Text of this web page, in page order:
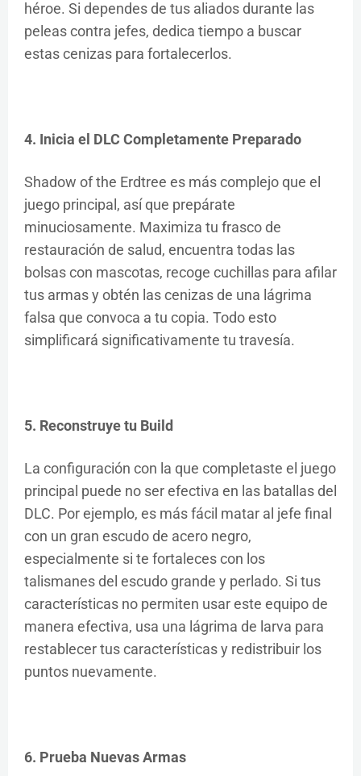
héroe. Si dependes de tus aliados durante las
peleas contra jefes, dedica tiempo a buscar
estas cenizas para fortalecerlos.
4. Inicia el DLC Completamente Preparado
Shadow of the Erdtree es más complejo que el
juego principal, así que prepárate
minuciosamente. Maximiza tu frasco de
restauración de salud, encuentra todas las
bolsas con mascotas, recoge cuchillas para afilar
tus armas y obtén las cenizas de una lágrima
falsa que convoca a tu copia. Todo esto
simplificará significativamente tu travesía.
5. Reconstruye tu Build
La configuración con la que completaste el juego
principal puede no ser efectiva en las batallas del
DLC. Por ejemplo, es más fácil matar al jefe final
con un gran escudo de acero negro,
especialmente si te fortaleces con los
talismanes del escudo grande y perlado. Si tus
características no permiten usar este equipo de
manera efectiva, usa una lágrima de larva para
restablecer tus características y redistribuir los
puntos nuevamente.
6. Prueba Nuevas Armas